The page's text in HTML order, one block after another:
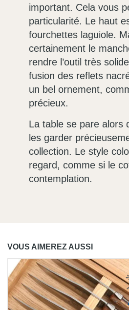
important. Cela vous
particularité. Le haut
fourchettes laguiole.
certainement le
rendre l’outil très
fusion des reflets
un bel ornement,
précieux.
La table se pare alors
les garder
collection. Le style
regard, comme si le
contemplation.
VOUS AIMEREZ AUSSI